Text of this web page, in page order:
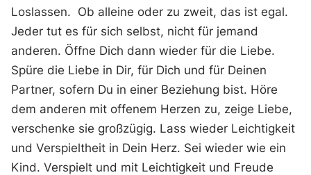
Loslassen. Ob alleine oder zu zweit, das ist egal.
Jeder tut es für sich selbst, nicht für jemand
anderen. Öffne Dich dann wieder für die Liebe.
Spüre die Liebe in Dir, für Dich und für Deinen
Partner, sofern Du in einer Beziehung bist. Höre
dem anderen mit offenem Herzen zu, zeige Liebe,
verschenke sie großzügig. Lass wieder Leichtigkeit
und Verspieltheit in Dein Herz. Sei wieder wie ein
Kind. Verspielt und mit Leichtigkeit und Freude